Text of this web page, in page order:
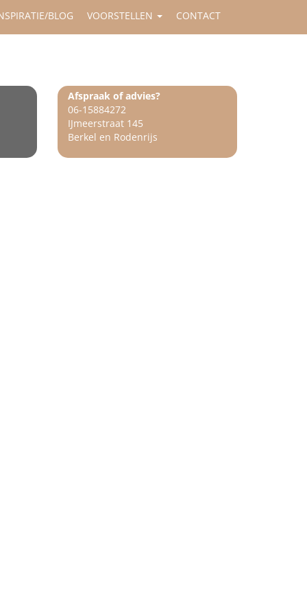
BLOG VOORSTELLEN CONTACT
Afspraak of advies?
06-15884272
IJmeerstraat 145
Berkel en Rodenrijs